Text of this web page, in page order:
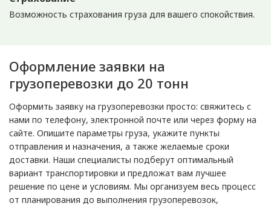
Возможность страхования груза для вашего спокойствия.
Оформление заявки на
грузоперевозки до 20 тонн
Оформить заявку на грузоперевозки просто: свяжитесь с
нами по телефону, электронной почте или через форму на
сайте. Опишите параметры груза, укажите пункты
отправления и назначения, а также желаемые сроки
доставки. Наши специалисты подберут оптимальный
вариант транспортировки и предложат вам лучшее
решение по цене и условиям. Мы организуем весь процесс
от планирования до выполнения грузоперевозок,